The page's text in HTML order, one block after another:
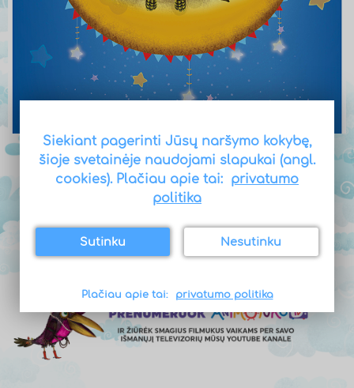
Plakatai vaikams – Sapnų sūpuoklės –
TILIDŪDA
Tai nuostabi vaiko kambario dekoracija, kuri
plakatas, vaizduojantis...
Siekiant pagerinti Jūsų naršymo kokybę,
šioje svetainėje naudojami slapukai (angl.
cookies). Plačiau apie tai:
privatumo
politika
Sutinku Nesutinku
Plačiau apie tai: privatumo politika